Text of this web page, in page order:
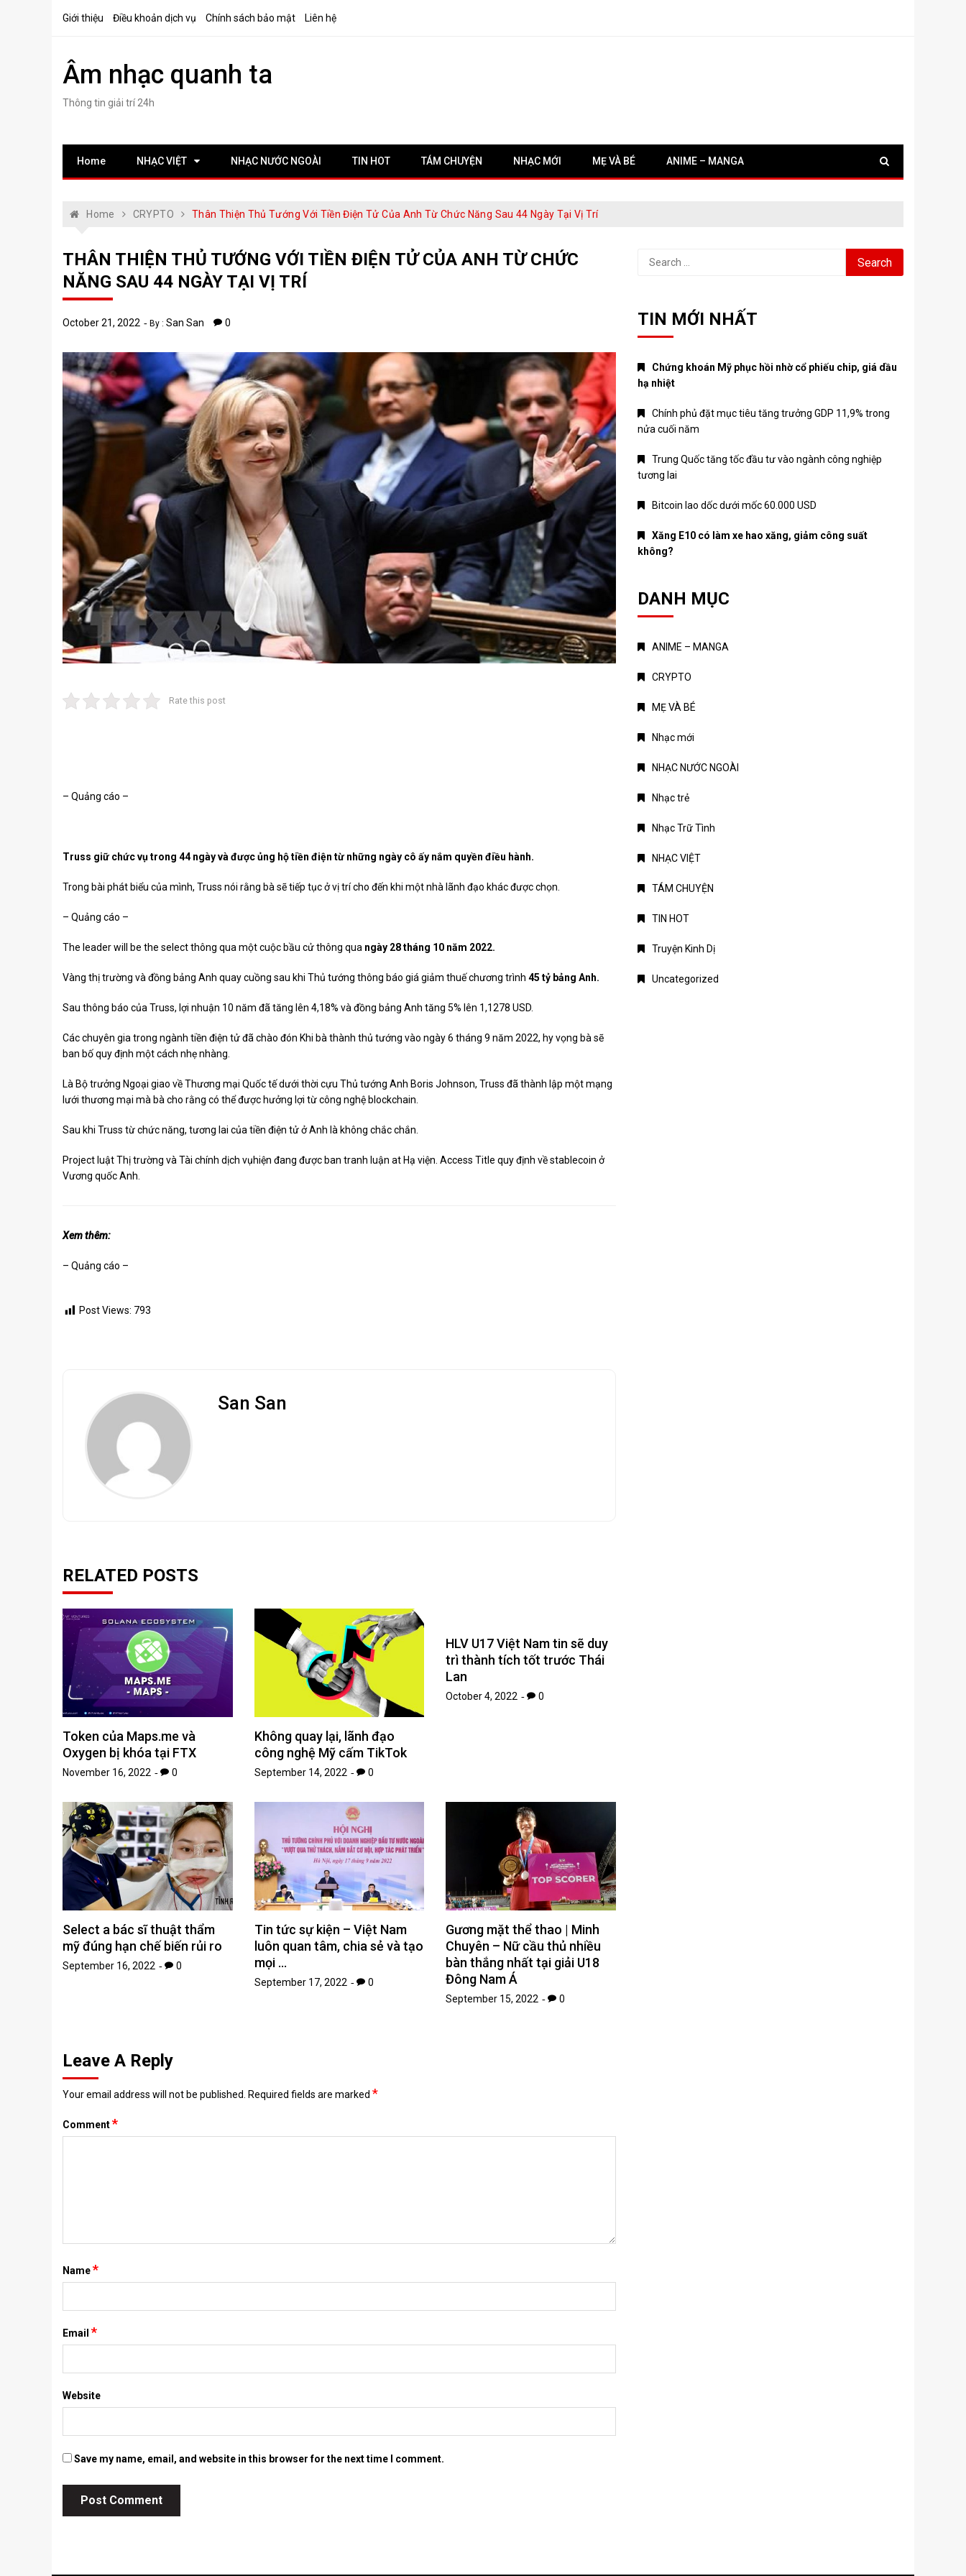
Giới thiệu Điều khoản dịch vụ Chính sách bảo mật Liên hệ
Âm nhạc quanh ta
Thông tin giải trí 24h
Home NHẠC VIỆT NHẠC NƯỚC NGOÀI TIN HOT TÁM CHUYỆN NHẠC MỚI MẸ VÀ BÉ ANIME – MANGA
Home CRYPTO Thân Thiện Thủ Tướng Với Tiền Điện Tử Của Anh Từ Chức Năng Sau 44 Ngày Tại Vị Trí
THÂN THIỆN THỦ TƯỚNG VỚI TIỀN ĐIỆN TỬ CỦA ANH TỪ CHỨC
NĂNG SAU 44 NGÀY TẠI VỊ TRÍ
October 21, 2022 By : San San 0
Rate this post
– Quảng cáo –
Truss giữ chức vụ trong 44 ngày và được ủng hộ tiền điện từ những ngày cô ấy nắm quyền điều hành.
Trong bài phát biểu của mình, Truss nói rằng bà sẽ tiếp tục ở vị trí cho đến khi một nhà lãnh đạo khác được chọn.
– Quảng cáo –
The leader will be the selectthông qua một cuộc bầu cử thông qua ngày 28 tháng 10 năm 2022.
Vàng thị trường và đồng bảng Anh quay cuồng sau khi Thủ tướng thông báo giá giảm thuế chương trình 45 tỷ bảng Anh.
Sau thông báo của Truss, lợi nhuận 10 năm đã tăng lên 4,18% và đồng bảng Anh tăng 5% lên 1,1278 USD.
Các chuyên gia trong ngành tiền điện tửđã chào đón Khi bà thành thủ tướng vào ngày 6 tháng 9 năm 2022, hy vọng bà sẽ
ban bố quy định một cách nhẹ nhàng.
Là Bộ trưởng Ngoại giao về Thương mại Quốc tế dưới thời cựu Thủ tướng Anh Boris Johnson, Truss đã thành lập một mạng
lưới thương mại mà bà cho rằng có thể được hưởng lợi từ công nghệ blockchain.
Sau khi Truss từ chức năng, tương lai của tiền điện tử ở Anh là không chắc chắn.
Project luật Thị trường và Tài chính dịch vụhiện đang được ban tranh luận at Hạ viện. Access Title quy định về stablecoin ở
Vương quốc Anh.
Xem thêm:
– Quảng cáo –
Post Views: 793
San San
RELATED POSTS
Token của Maps.me và
Oxygen bị khóa tại FTX
November 16, 2022 0
Không quay lại, lãnh đạo
công nghệ Mỹ cấm TikTok
September 14, 2022 0
HLV U17 Việt Nam tin sẽ duy
trì thành tích tốt trước Thái
Lan
October 4, 2022 0
Select a bác sĩ thuật thẩm
mỹ đúng hạn chế biến rủi ro
September 16, 2022 0
Tin tức sự kiện – Việt Nam
luôn quan tâm, chia sẻ và tạo
mọi …
September 17, 2022 0
Gương mặt thể thao | Minh
Chuyên – Nữ cầu thủ nhiều
bàn thắng nhất tại giải U18
Đông Nam Á
September 15, 2022 0
Leave A Reply
Your email address will not be published. Required fields are marked *
Comment*
Name*
Email *
Website
Save my name, email, and website in this browser for the next time I comment.
Search
TIN MỚI NHẤT
Chứng khoán Mỹ phục hồi nhờ cổ phiếu chip, giá dầu
hạ nhiệt
Chính phủ đặt mục tiêu tăng trưởng GDP 11,9% trong
nửa cuối năm
Trung Quốc tăng tốc đầu tư vào ngành công nghiệp
tương lai
Bitcoin lao dốc dưới mốc 60.000 USD
Xăng E10 có làm xe hao xăng, giảm công suất
không?
DANH MỤC
ANIME – MANGA
CRYPTO
MẸ VÀ BÉ
Nhạc mới
NHẠC NƯỚC NGOÀI
Nhạc trẻ
Nhạc Trữ Tình
NHẠC VIỆT
TÁM CHUYỆN
TIN HOT
Truyện Kinh Dị
Uncategorized